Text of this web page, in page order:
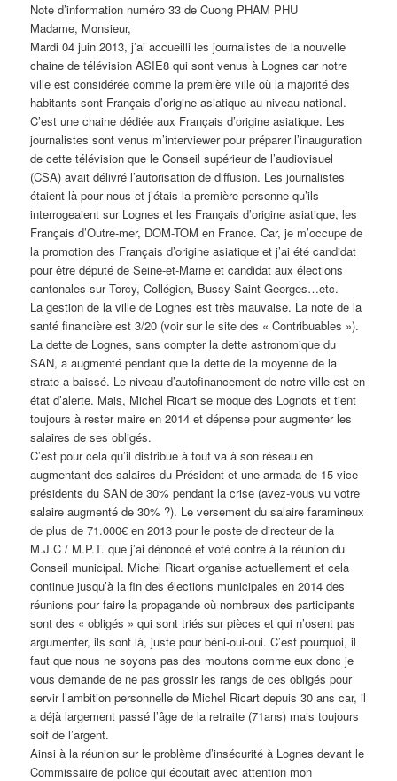
Note d’information numéro 33 de Cuong PHAM PHU
Madame, Monsieur,
Mardi 04 juin 2013, j’ai accueilli les journalistes de la nouvelle
chaine de télévision ASIE8 qui sont venus à Lognes car notre
ville est considérée comme la première ville où la majorité des
habitants sont Français d’origine asiatique au niveau national.
C’est une chaine dédiée aux Français d’origine asiatique. Les
journalistes sont venus m’interviewer pour préparer l’inauguration
de cette télévision que le Conseil supérieur de l’audiovisuel
(CSA) avait délivré l’autorisation de diffusion. Les journalistes
étaient là pour nous et j’étais la première personne qu’ils
interrogeaient sur Lognes et les Français d’origine asiatique, les
Français d’Outre-mer, DOM-TOM en France. Car, je m’occupe de
la promotion des Français d’origine asiatique et j’ai été candidat
pour être député de Seine-et-Marne et candidat aux élections
cantonales sur Torcy, Collégien, Bussy-Saint-Georges…etc.
La gestion de la ville de Lognes est très mauvaise. La note de la
santé financière est 3/20 (voir sur le site des « Contribuables »).
La dette de Lognes, sans compter la dette astronomique du
SAN, a augmenté pendant que la dette de la moyenne de la
strate a baissé. Le niveau d’autofinancement de notre ville est en
état d’alerte. Mais, Michel Ricart se moque des Lognots et tient
toujours à rester maire en 2014 et dépense pour augmenter les
salaires de ses obligés.
C’est pour cela qu’il distribue à tout va à son réseau en
augmentant des salaires du Président et une armada de 15 vice-
présidents du SAN de 30% pendant la crise (avez-vous vu votre
salaire augmenté de 30% ?). Le versement du salaire faramineux
de plus de 71.000€ en 2013 pour le poste de directeur de la
M.J.C / M.P.T. que j’ai dénoncé et voté contre à la réunion du
Conseil municipal. Michel Ricart organise actuellement et cela
continue jusqu’à la fin des élections municipales en 2014 des
réunions pour faire la propagande où nombreux des participants
sont des « obligés » qui sont triés sur pièces et qui n’osent pas
argumenter, ils sont là, juste pour béni-oui-oui. C’est pourquoi, il
faut que nous ne soyons pas des moutons comme eux donc je
vous demande de ne pas grossir les rangs de ces obligés pour
servir l’ambition personnelle de Michel Ricart depuis 30 ans car, il
a déjà largement passé l’âge de la retraite (71ans) mais toujours
soif de l’argent.
Ainsi à la réunion sur le problème d’insécurité à Lognes devant le
Commissaire de police qui écoutait avec attention mon